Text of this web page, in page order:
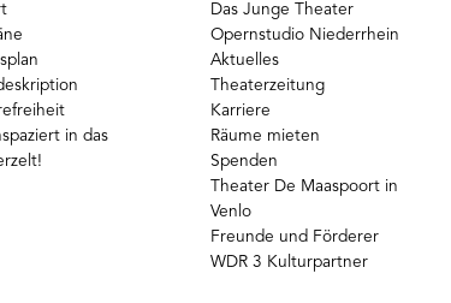
in das
Das Junge Theater
Opernstudio Niederrhein
Aktuelles
Theaterzeitung
Karriere
Räume mieten
Spenden
Theater De Maaspoort in
Venlo
Freunde und Förderer
WDR 3 Kulturpartner